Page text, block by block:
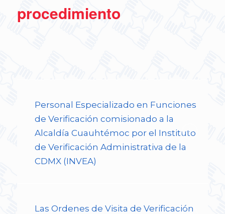
procedimiento
Personal Especializado en Funciones
de Verificación comisionado a la
Alcaldía Cuauhtémoc por el Instituto
de Verificación Administrativa de la
CDMX (INVEA)
Las Ordenes de Visita de Verificación